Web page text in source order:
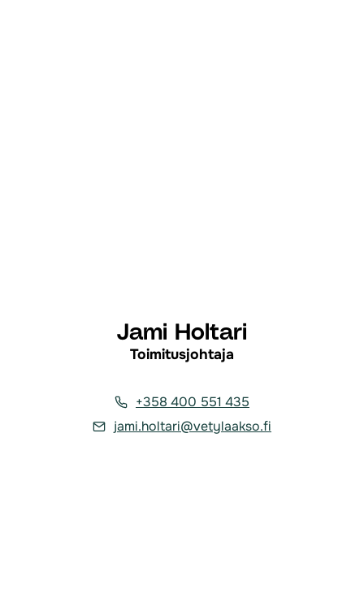
Jami Holtari
Toimitusjohtaja
+358 400 551 435
jami.holtari@vetylaakso.fi